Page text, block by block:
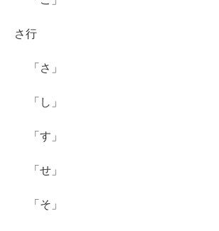
さ行
「さ」
「し」
「す」
「せ」
「そ」